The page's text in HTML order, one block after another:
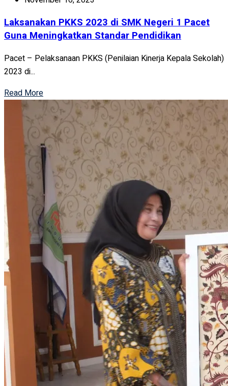
Laksanakan PKKS 2023 di SMK Negeri 1 Pacet
Guna Meningkatkan Standar Pendidikan
Pacet – Pelaksanaan PKKS (Penilaian Kinerja Kepala Sekolah)
2023 di...
Read More